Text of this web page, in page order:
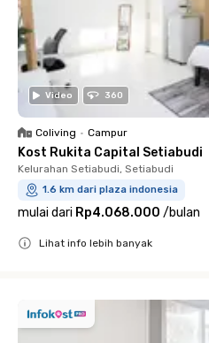
Video 360
Coliving • Campur
Kost Rukita Capital Setiabudi
Kelurahan Setiabudi, Setiabudi
1.6 km dari plaza indonesia
mulai dari Rp4.068.000 /bulan
Lihat info lebih banyak